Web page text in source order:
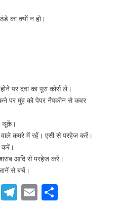
का क्यों न हो।
पर दवा का पूरा कोर्स लें।
पर मुंह को पेपर नैपकीन से कवर
थूकें।
वाले कमरे में रहें। एसी से परहेज करें।
करें।
आदि से परहेज करें।
से बचें।
T E S